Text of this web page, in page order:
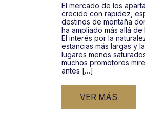
El mercado de los
crecido con rapidez,
destinos de montaña
ha ampliado más allá
El interés por la
estancias más largas y
lugares menos
muchos promotores
antes […]
VER MÁS